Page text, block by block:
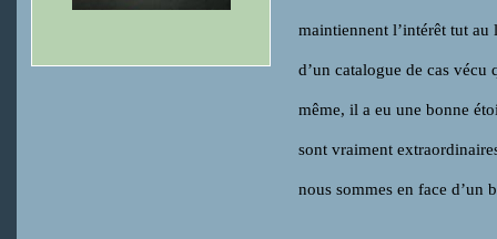
maintiennent l’intérêt tut au
d’un catalogue de cas
même, il a eu une bonne
sont vraiment
nous sommes en face d’un